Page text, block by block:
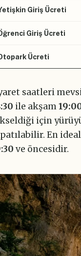
Giriş Ücreti
Giriş Ücreti
Ücreti
saatleri
ile akşam
için
En
ve öncesidir.